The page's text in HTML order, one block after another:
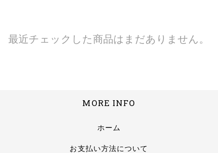
最近チェックした商品はまだありません。
MORE INFO
ホーム
お支払い方法について